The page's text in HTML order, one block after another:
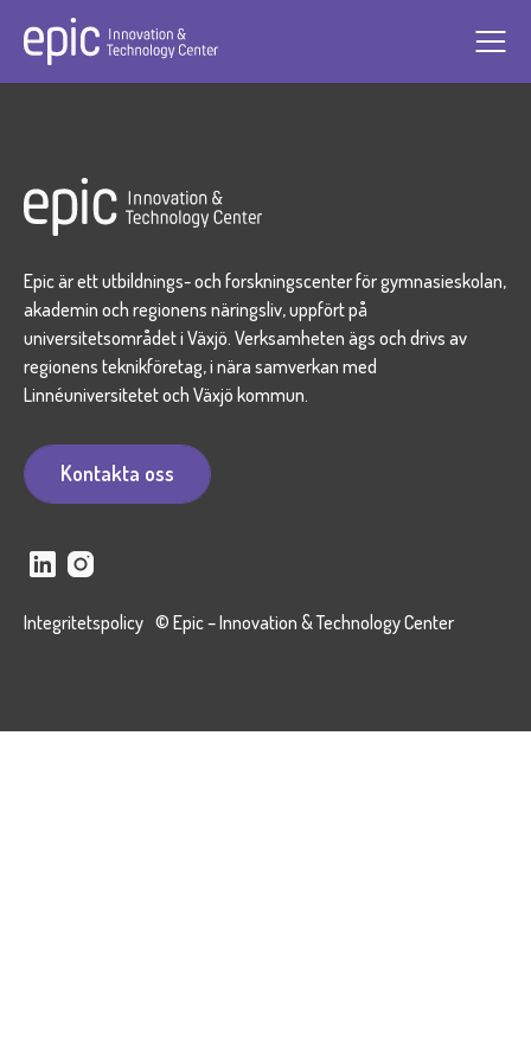
Kontakta oss
Epic är ett utbildnings- och forskningscenter för gymnasieskolan,
akademin och regionens näringsliv, uppfört på
universitetsområdet i Växjö. Verksamheten ägs och drivs av
regionens teknikföretag, i nära samverkan med
Linnéuniversitetet och Växjö kommun.
Kontakta oss
Integritetspolicy © Epic – Innovation & Technology Center